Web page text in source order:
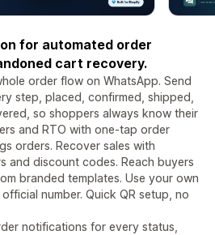
for automated order
cart recovery.
order flow on WhatsApp. Send
step, placed, confirmed, shipped,
so shoppers always know their
and RTO with one-tap order
orders. Recover sales with
and discount codes. Reach buyers
branded templates. Use your own
number. Quick QR setup, no
notifications for every status,